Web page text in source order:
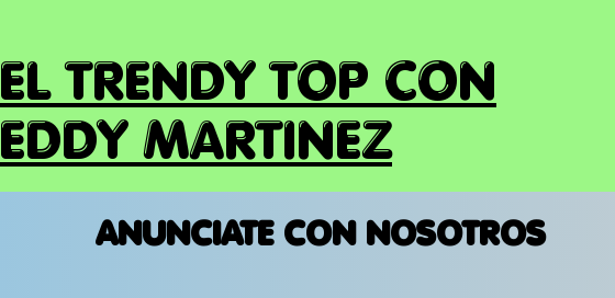
EL TRENDY TOP CON
EDDY MARTINEZ
ANUNCIATE CON NOSOTROS